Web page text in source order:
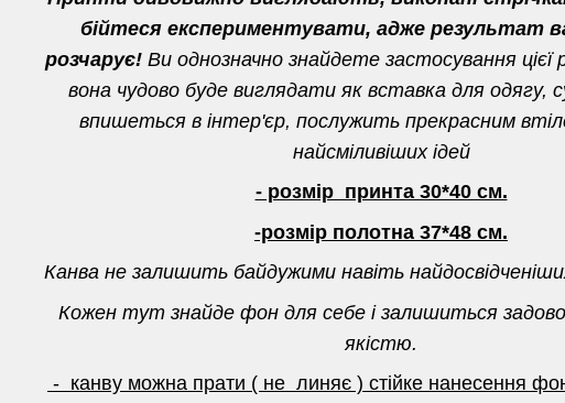
бійтеся експериментувати, адже результат
розчарує! Ви однозначно знайдете застосування цієї
вона чудово буде виглядати як вставка для одягу,
впишеться в інтер'єр, послужить прекрасним
найсміливіших ідей
- розмір принта 30*40 см.
-розмір полотна 37*48 см.
Канва не залишить байдужими навіть
Кожен тут знайде фон для себе і залишиться
якістю.
- канву можна прати ( не линяє ) стійке нанесення